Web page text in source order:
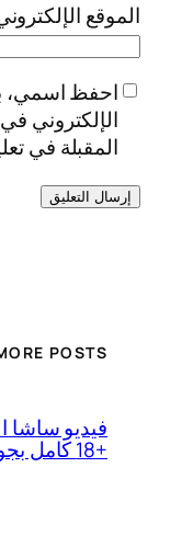
الموقع
احفظ اسمي،
الإلكتروني
المقبلة في
POSTS
فيديو ساشا
+18 كامل بجودة عالية